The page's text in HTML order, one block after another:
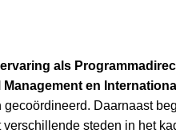
als
en
gecoördineerd. Daarnaast
steden in het